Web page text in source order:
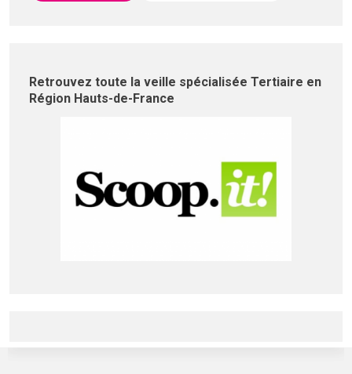
Retrouvez toute la veille spécialisée Tertiaire en
Région Hauts-de-France